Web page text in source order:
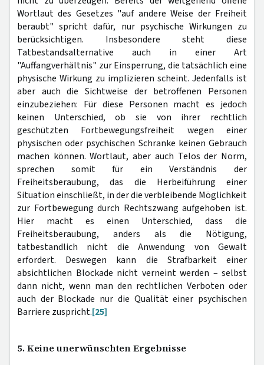
Wortlaut des Gesetzes "auf andere Weise der Freiheit
beraubt" spricht dafür, nur psychische Wirkungen zu
berücksichtigen. Insbesondere steht diese
Tatbestandsalternative auch in einer Art
"Auffangverhältnis" zur Einsperrung, die tatsächlich eine
physische Wirkung zu implizieren scheint. Jedenfalls ist
aber auch die Sichtweise der betroffenen Personen
einzubeziehen: Für diese Personen macht es jedoch
keinen Unterschied, ob sie von ihrer rechtlich
geschützten Fortbewegungsfreiheit wegen einer
physischen oder psychischen Schranke keinen Gebrauch
machen können. Wortlaut, aber auch Telos der Norm,
sprechen somit für ein Verständnis der
Freiheitsberaubung, das die Herbeiführung einer
Situation einschließt, in der die verbleibende Möglichkeit
zur Fortbewegung durch Rechtszwang aufgehoben ist.
Hier macht es einen Unterschied, dass die
Freiheitsberaubung, anders als die Nötigung,
tatbestandlich nicht die Anwendung von Gewalt
erfordert. Deswegen kann die Strafbarkeit einer
absichtlichen Blockade nicht verneint werden – selbst
dann nicht, wenn man den rechtlichen Verboten oder
auch der Blockade nur die Qualität einer psychischen
Barriere zuspricht.[25]
5. Keine unerwünschten Ergebnisse